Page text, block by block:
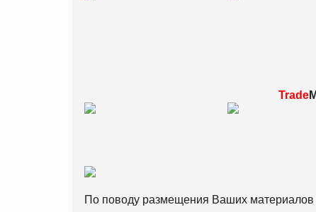
Trade
По поводу размещения Ваших материалов